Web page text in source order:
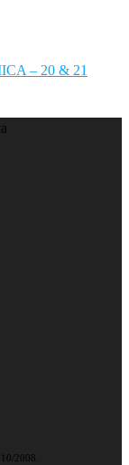
– 20 & 21
2008.